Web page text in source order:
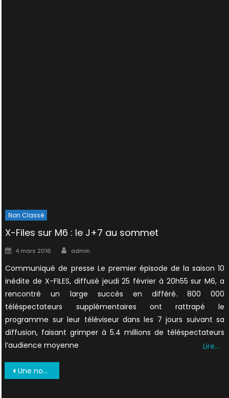
Non Classé
X-Files sur M6 : le J+7 au sommet
Posted
4 mars 2016 Author
admin
Communiqué de presse Le premier épisode de la saison 10
inédite de X-FILES, diffusé jeudi 25 février à 20h55 sur M6, a
rencontré un large succès en différé. 800 000
téléspectateurs supplémentaires ont rattrapé le
programme sur leur téléviseur dans les 7 jours suivant sa
diffusion, faisant grimper à 5.4 millions de téléspectateurs
l’audience moyenne
Lire…
Navigation
Une nouvelle poupée Mulder bientôt disponible